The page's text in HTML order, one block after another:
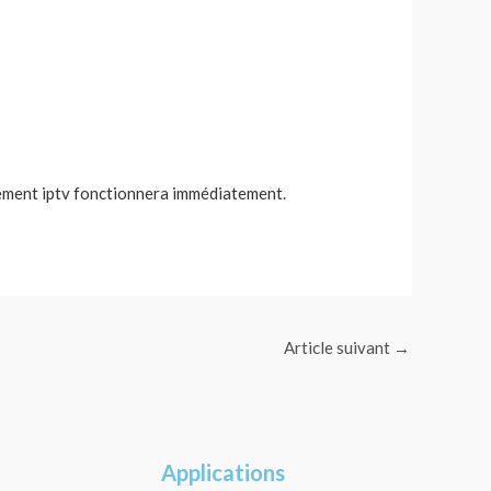
iptv fonctionnera immédiatement.
Article suivant →
Applications